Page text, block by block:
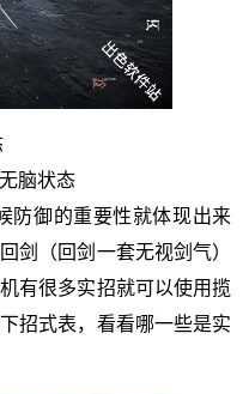
脑状态
防御的重要性就体现出来
剑（回剑一套无视剑气）
有很多实招就可以使用揽
招式表，看看哪一些是实